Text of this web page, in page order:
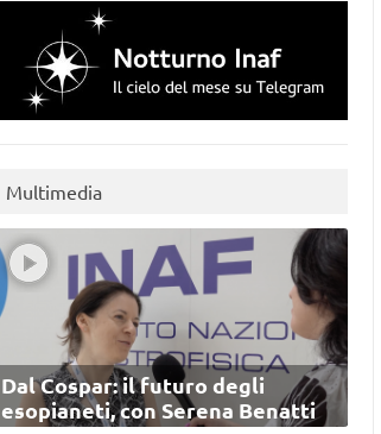
Multimedia
Dal Cospar: il futuro degli
esopianeti, con Serena Benatti